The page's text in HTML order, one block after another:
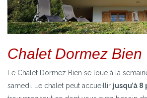
Chalet Dormez Bien
Le Chalet Dormez Bien se loue à la
samedi. Le chalet peut accueillir jusqu’à